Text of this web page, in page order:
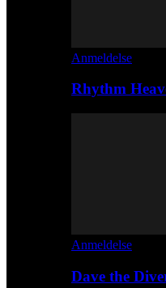
Anmeldelse
Rhythm
Anmeldelse
Dave the